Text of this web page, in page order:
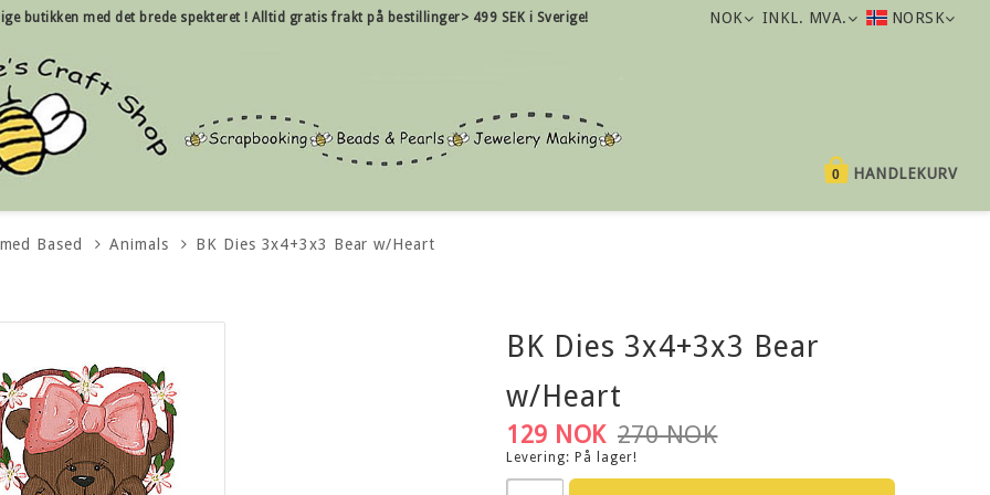
butikken med det brede spekteret ! Alltid gratis frakt på bestillinger> 499 SEK i Sverige! NOK INKL. MVA. NORSK
HANDLEKURV
0
Based Animals BK Dies 3x4+3x3 Bear w/Heart
BK Dies 3x4+3x3 Bear
w/Heart
270 NOK
129 NOK
Levering: På lager!